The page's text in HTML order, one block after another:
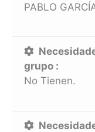
PABLO
grupo :
No Tienen.